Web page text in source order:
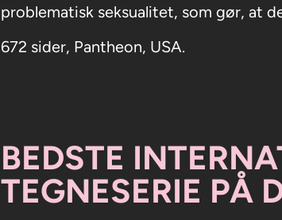
problematisk seksualitet, som gør, at
672 sider, Pantheon, USA.
BEDSTE
TEGNESERIE PÅ